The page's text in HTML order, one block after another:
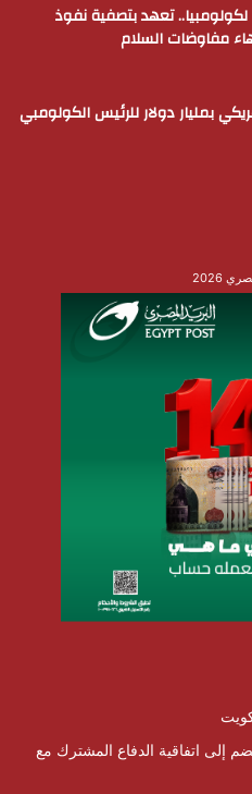
لكولومبيا.. تعهد بتصفية نفوذ
مفاوضات السلام
بمليار دولار للرئيس الكولومبي
2026
إلى اتفاقية الدفاع المشترك مع